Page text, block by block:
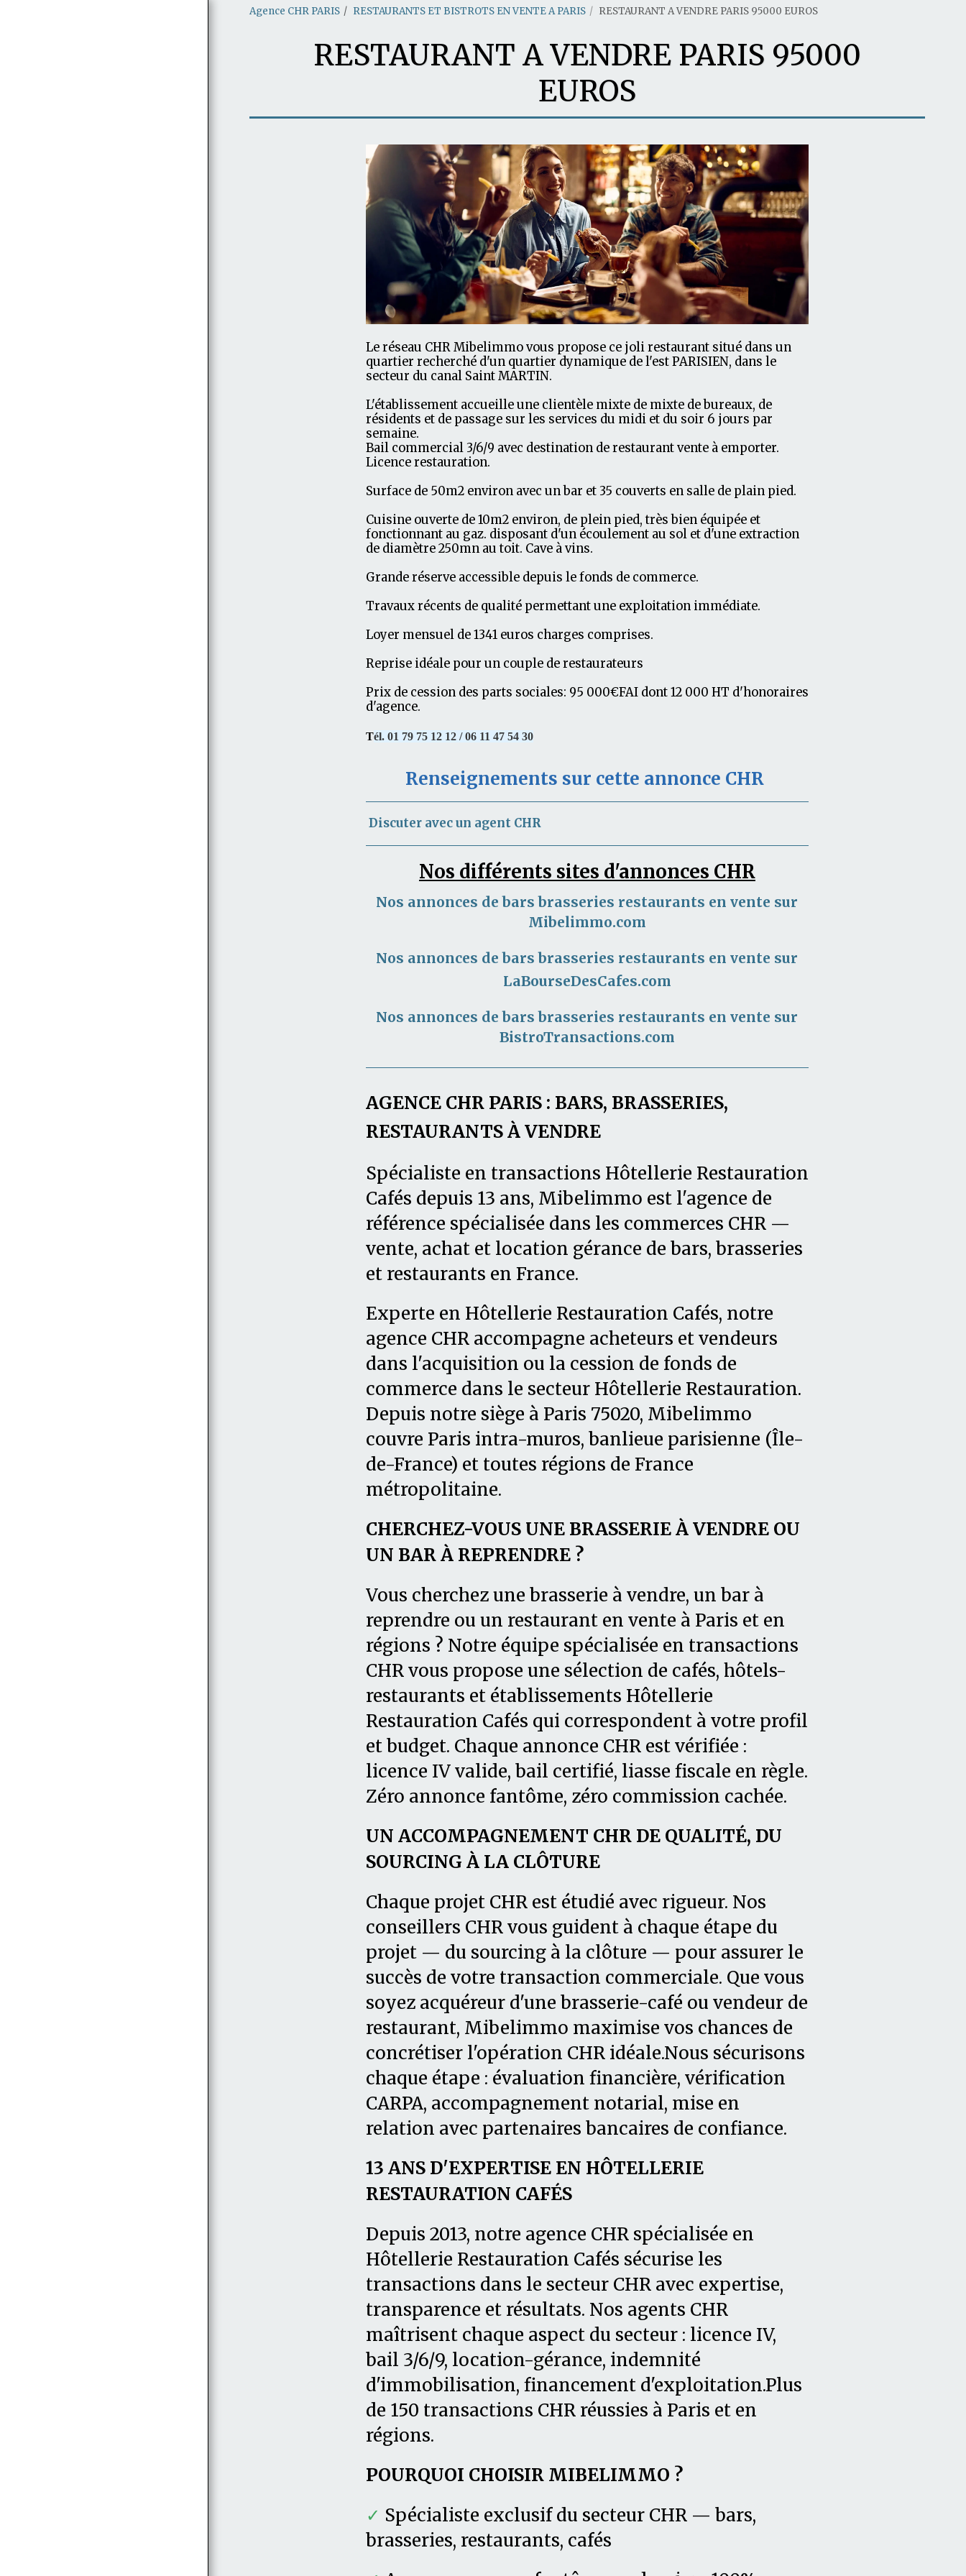
Agence CHR PARIS RESTAURANTS ET BISTROTS EN VENTE A PARIS RESTAURANT A VENDRE PARIS 95000 EUROS
RESTAURANT A VENDRE PARIS 95000
EUROS
Le réseau CHR Mibelimmo vous propose ce joli restaurant situé dans un
quartier recherché d'un quartier dynamique de l'est PARISIEN, dans le
secteur du canal Saint MARTIN.
L'établissement accueille une clientèle mixte de mixte de bureaux, de
résidents et de passage sur les services du midi et du soir 6 jours par
semaine.
Bail commercial 3/6/9 avec destination de restaurant vente à emporter.
Licence restauration.
Surface de 50m2 environ avec un bar et 35 couverts en salle de plain pied.
Cuisine ouverte de 10m2 environ, de plein pied, très bien équipée et
fonctionnant au gaz. disposant d'un écoulement au sol et d'une extraction
de diamètre 250mn au toit. Cave à vins.
Grande réserve accessible depuis le fonds de commerce.
Travaux récents de qualité permettant une exploitation immédiate.
Loyer mensuel de 1341 euros charges comprises.
Reprise idéale pour un couple de restaurateurs
Prix de cession des parts sociales: 95 000€FAI dont 12 000 HT d'honoraires
d'agence.
Tél. 01 79 75 12 12 / 06 11 47 54 30
Renseignements sur cette annonce CHR
Discuter avec un agent CHR
Nos différents sites d'annonces CHR
Nos annonces de bars brasseries restaurants en vente sur
Mibelimmo.com
Nos annonces de bars brasseries restaurants en vente sur
LaBourseDesCafes.com
Nos annonces de bars brasseries restaurants en vente sur
BistroTransactions.com
AGENCE CHR PARIS : BARS, BRASSERIES,
RESTAURANTS À VENDRE
Spécialiste en transactions Hôtellerie Restauration
Cafés depuis 13 ans, Mibelimmo est l'agence de
référence spécialisée dans les commerces CHR —
vente, achat et location gérance de bars, brasseries
et restaurants en France.
Experte en Hôtellerie Restauration Cafés, notre
agence CHR accompagne acheteurs et vendeurs
dans l'acquisition ou la cession de fonds de
commerce dans le secteur Hôtellerie Restauration.
Depuis notre siège à Paris 75020, Mibelimmo
couvre Paris intra-muros, banlieue parisienne (Île-
de-France) et toutes régions de France
métropolitaine.
CHERCHEZ-VOUS UNE BRASSERIE À VENDRE OU
UN BAR À REPRENDRE ?
Vous cherchez une brasserie à vendre, un bar à
reprendre ou un restaurant en vente à Paris et en
régions ? Notre équipe spécialisée en transactions
CHR vous propose une sélection de cafés, hôtels-
restaurants et établissements Hôtellerie
Restauration Cafés qui correspondent à votre profil
et budget. Chaque annonce CHR est vérifiée :
licence IV valide, bail certifié, liasse fiscale en règle.
Zéro annonce fantôme, zéro commission cachée.
UN ACCOMPAGNEMENT CHR DE QUALITÉ, DU
SOURCING À LA CLÔTURE
Chaque projet CHR est étudié avec rigueur. Nos
conseillers CHR vous guident à chaque étape du
projet — du sourcing à la clôture — pour assurer le
succès de votre transaction commerciale. Que vous
soyez acquéreur d'une brasserie-café ou vendeur de
restaurant, Mibelimmo maximise vos chances de
concrétiser l'opération CHR idéale.Nous sécurisons
chaque étape : évaluation financière, vérification
CARPA, accompagnement notarial, mise en
relation avec partenaires bancaires de confiance.
13 ANS D'EXPERTISE EN HÔTELLERIE
RESTAURATION CAFÉS
Depuis 2013, notre agence CHR spécialisée en
Hôtellerie Restauration Cafés sécurise les
transactions dans le secteur CHR avec expertise,
transparence et résultats. Nos agents CHR
maîtrisent chaque aspect du secteur : licence IV,
bail 3/6/9, location-gérance, indemnité
d'immobilisation, financement d'exploitation.Plus
de 150 transactions CHR réussies à Paris et en
régions.
POURQUOI CHOISIR MIBELIMMO ?
✓ Spécialiste exclusif du secteur CHR — bars,
brasseries, restaurants, cafés